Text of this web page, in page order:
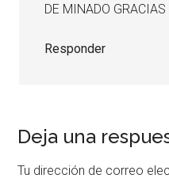
DE MINADO GRACIAS
Responder
Deja una
Tu dirección de correo